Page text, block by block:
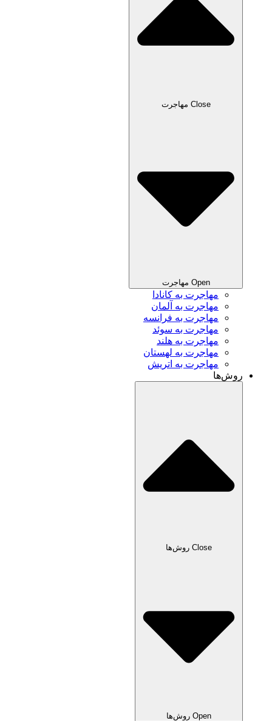
Close مهاجرت
Open مهاجرت
مهاجرت به کانادا
مهاجرت به آلمان
مهاجرت به فرانسه
مهاجرت به سوئد
مهاجرت به هلند
مهاجرت به لهستان
مهاجرت به اتریش
روش‌ها
Close روش‌ها
Open روش‌ها